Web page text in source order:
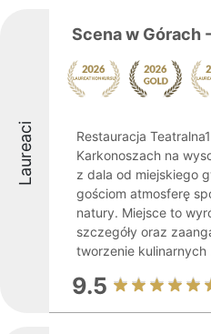
Laureaci
Scena w Górach
Restauracja
Karkonoszach na
z dala od miejskiego
gościom atmosferę
natury. Miejsce to
szczegóły oraz
tworzenie kulinarnych
9.5